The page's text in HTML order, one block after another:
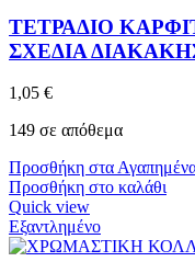
ΤΕΤΡΑΔΙΟ
ΣΧΕΔΙΑ
1,05 €
149 σε απόθεμα
Προσθήκη στα
Προσθήκη στο καλάθι
Quick view
Εξαντλημένο